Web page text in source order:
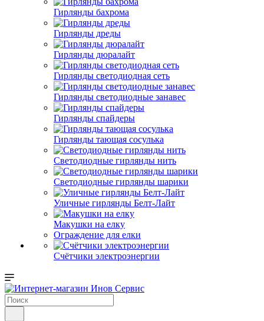
Гирлянды бахрома
Гирлянды дреды
Гирлянды дюралайт
Гирлянды светодиодная сеть
Гирлянды светодиодные занавес
Гирлянды спайдеры
Гирлянды тающая сосулька
Светодиодные гирлянды нить
Светодиодные гирлянды шарики
Уличные гирлянды Белт-Лайт
Макушки на елку
Ограждение для елки
Счётчики электроэнергии